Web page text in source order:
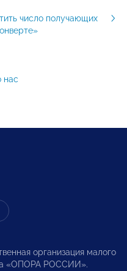
число получающих
нас
организация малого
«ОПОРА РОССИИ».